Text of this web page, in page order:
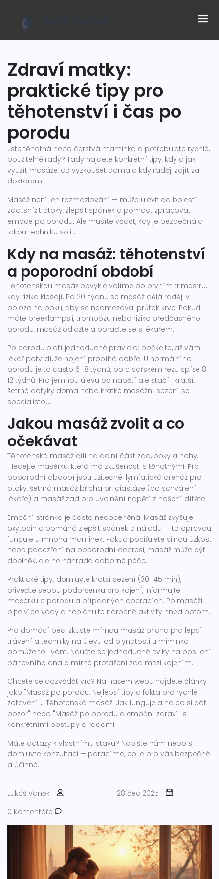
Zdraví matky:
praktické tipy pro
těhotenství i čas po
porodu
Jste těhotná nebo čerstvá maminka a potřebujete rychlé,
použitelné rady? Tady najdete konkrétní tipy, kdy a jak
využít masáže, co vyzkoušet doma a kdy raději zajít za
doktorem.
Masáž není jen rozmazlování — může ulevit od bolestí
zad, snížit otoky, zlepšit spánek a pomoct zpracovat
emoce po porodu. Ale musíte vědět, kdy je bezpečná a
jakou techniku volit.
Kdy na masáž: těhotenství
a poporodní období
Těhotenskou masáž obvykle volíme po prvním trimestru,
kdy rizika klesají. Po 20. týdnu se masáž dělá raději v
poloze na boku, aby se neomezoval průtok krve. Pokud
máte preeklampsii, trombózu nebo riziko předčasného
porodu, masáž odložte a poraďte se s lékařem.
Po porodu platí jednoduché pravidlo: počkejte, až vám
lékař potvrdí, že hojení probíhá dobře. U normálního
porodu je to často 6–8 týdnů, po císařském řezu spíše 8–
12 týdnů. Pro jemnou úlevu od napětí ale stačí i kratší,
šetrné dotyky doma nebo krátké masážní sezení se
specialistou.
Jakou masáž zvolit a co
očekávat
Těhotenská masáž cílí na dolní část zad, boky a nohy.
Hledejte masérku, která má zkušenosti s těhotnými. Pro
poporodní období jsou užitečné: lymfatická drenáž pro
otoky, šetrná masáž břicha při diastáze (po schválení
lékaře) a masáž zad pro uvolnění napětí z nošení dítěte.
Emoční stránka je často nedoceněná. Masáž zvyšuje
oxytocin a pomáhá zlepšit spánek a náladu — to opravdu
funguje u mnoha maminek. Pokud pociťujete silnou úzkost
nebo podezření na poporodní depresi, masáž může být
doplněk, ale ne náhrada odborné péče.
Praktické tipy: domluvte kratší sezení (30–45 min),
přiveďte sebou podprsenku pro kojení, informujte
masérku o porodu a případných operacích. Po masáži
pijte více vody a neplánujte náročné aktivity hned potom.
Pro domácí péči zkuste mírnou masáž břicha pro lepší
trávení a techniky na úlevu od plynatosti u miminka —
pomůže to i vám. Naučte se jednoduché cviky na posílení
pánevního dna a mírné protažení zad mezi kojením.
Chcete se dozvědět víc? Na našem webu najdete články
jako "Masáž po porodu: Nejlepší tipy a fakta pro rychlé
zotavení", "Těhotenská masáž: Jak funguje a na co si dát
pozor" nebo "Masáž po porodu a emoční zdraví" s
konkrétními postupy a radami.
Máte dotazy k vlastnímu stavu? Napište nám nebo si
domluvte konzultaci — poradíme, co je pro vás bezpečné
a účinné.
Lukáš Vaněk
28 čec 2025
0 Komentáře